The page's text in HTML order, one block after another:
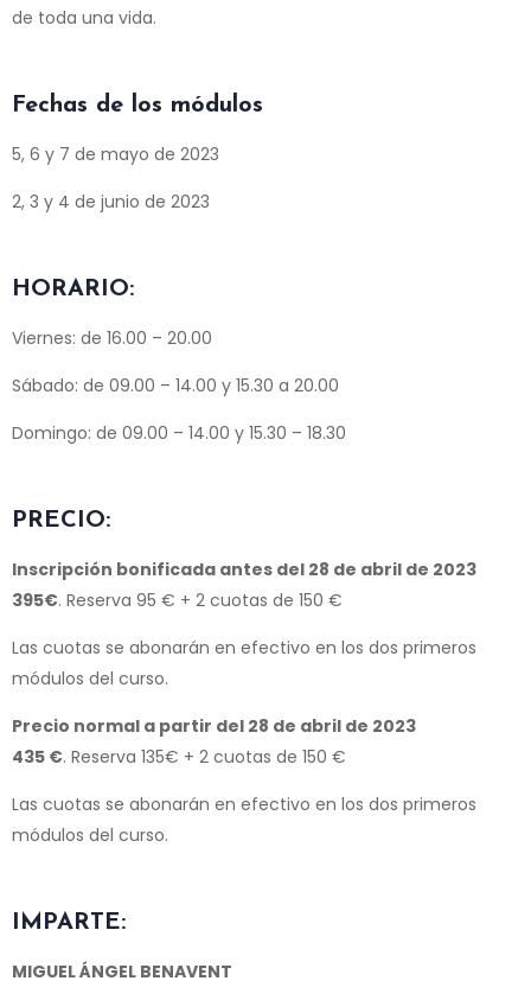
de toda una vida.
Fechas de los módulos
5, 6 y 7 de mayo de 2023
2, 3 y 4 de junio de 2023
HORARIO:
Viernes: de 16.00 – 20.00
Sábado: de 09.00 – 14.00 y 15.30 a 20.00
Domingo: de 09.00 – 14.00 y 15.30 – 18.30
PRECIO:
Inscripción bonificada antes del 28 de abril de 2023
395€. Reserva 95 € + 2 cuotas de 150 €
Las cuotas se abonarán en efectivo en los dos primeros
módulos del curso.
Precio normal a partir del 28 de abril de 2023
435 €. Reserva 135€ + 2 cuotas de 150 €
Las cuotas se abonarán en efectivo en los dos primeros
módulos del curso.
IMPARTE:
MIGUEL ÁNGEL BENAVENT